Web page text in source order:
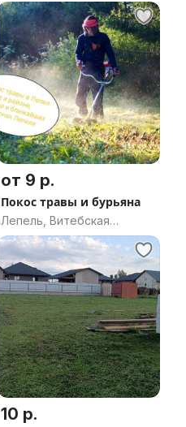
от 9 р.
Покос травы и бурьяна
Лепель, Витебская
область
10 р.